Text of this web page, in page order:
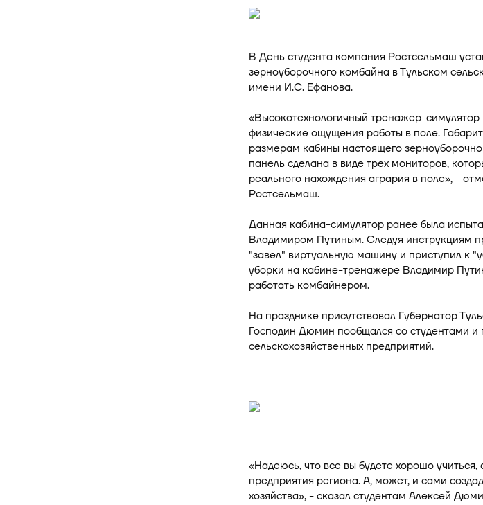
В День студента компания Ростсельмаш
зерноуборочного комбайна в Тульском
имени И.С. Ефанова.
«Высокотехнологичный тренажер-
физические ощущения работы в поле.
размерам кабины настоящего
панель сделана в виде трех мониторов,
реального нахождения агрария в поле», -
Ростсельмаш.
Данная кабина-симулятор ранее была
Владимиром Путиным. Следуя инструкциям
"завел" виртуальную машину и приступил к
уборки на кабине-тренажере Владимир
работать комбайнером.
На празднике присутствовал Губернатор
Господин Дюмин пообщался со студентами и
сельскохозяйственных предприятий.
«Надеюсь, что все вы будете хорошо
предприятия региона. А, может, и сами
хозяйства», - сказал студентам Алексей